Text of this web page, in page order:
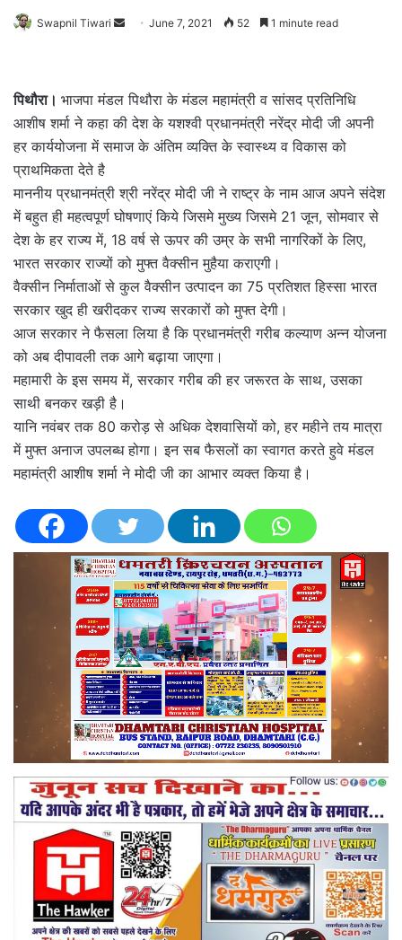
Swapnil Tiwari
SendJune 7, 2021 52 1 minute read
पिथौरा। भाजपा मंडल पिथौरा के मंडल महामंत्री व सांसद प्रतिनिधि
आशीष शर्मा ने कहा की देश के यशश्वी प्रधानमंत्री नरेंद्र मोदी जी अपनी
हर कार्ययोजना में समाज के अंतिम व्यक्ति के स्वास्थ्य व विकास को
प्राथमिकता देते है
माननीय प्रधानमंत्री श्री नरेंद्र मोदी जी ने राष्ट्र के नाम आज अपने संदेश
में बहुत ही महत्वपूर्ण घोषणाएं किये जिसमे मुख्य जिसमे 21 जून, सोमवार से
देश के हर राज्य में, 18 वर्ष से ऊपर की उम्र के सभी नागरिकों के लिए,
भारत सरकार राज्यों को मुफ्त वैक्सीन मुहैया कराएगी।
वैक्सीन निर्माताओं से कुल वैक्सीन उत्पादन का 75 प्रतिशत हिस्सा भारत
सरकार खुद ही खरीदकर राज्य सरकारों को मुफ्त देगी।
आज सरकार ने फैसला लिया है कि प्रधानमंत्री गरीब कल्याण अन्न योजना
को अब दीपावली तक आगे बढ़ाया जाएगा।
महामारी के इस समय में, सरकार गरीब की हर जरूरत के साथ, उसका
साथी बनकर खड़ी है।
यानि नवंबर तक 80 करोड़ से अधिक देशवासियों को, हर महीने तय मात्रा
में मुफ्त अनाज उपलब्ध होगा। इन सब फैसलों का स्वागत करते हुवे मंडल
महामंत्री आशीष शर्मा ने मोदी जी का आभार व्यक्त किया है।